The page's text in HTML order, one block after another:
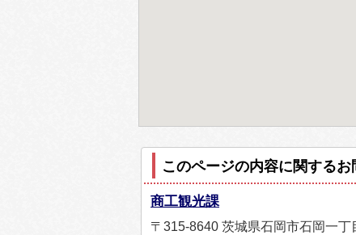
このページの内容に関する
商工観光課
〒315-8640 茨城県石岡市石岡一丁